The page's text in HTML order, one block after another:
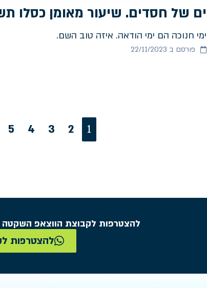
ים של חסדים. שיעור מאומן כסלו
ימי חנוכה הם ימי הודאה. איזה טוב השם.
פורסם ב 22/11/2023
1
2
3
4
5
להצטרפות לקבוצת הווצאפ השקטה
להצטרפות